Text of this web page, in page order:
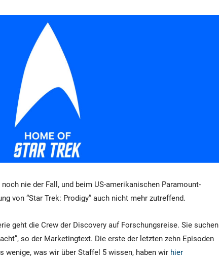
nie der Fall, und beim US-amerikanischen Paramount-
von “Star Trek: Prodigy” auch nicht mehr zutreffend.
geht die Crew der Discovery auf Forschungsreise. Sie suchen
so der Marketingtext. Die erste der letzten zehn Episoden
wenige, was wir über Staffel 5 wissen, haben wir hier